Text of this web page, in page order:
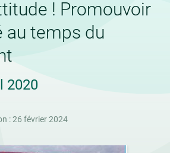
! Promouvoir
au temps du
2020
: 26 février 2024